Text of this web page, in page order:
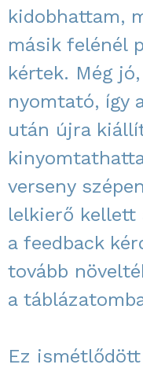
kidobhattam,
másik felénél
kértek. Még
nyomtató, így
után újra
verseny
lelkierő kellett
a feedback
tovább
a
Ez